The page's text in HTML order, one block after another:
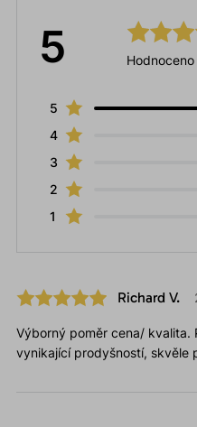
5 Hodnoceno
5
4
3
2
1
Richard V.
Výborný poměr cena/ kvalita.
vynikající prodyšností, skvěle